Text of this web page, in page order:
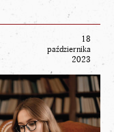
18
października
2023